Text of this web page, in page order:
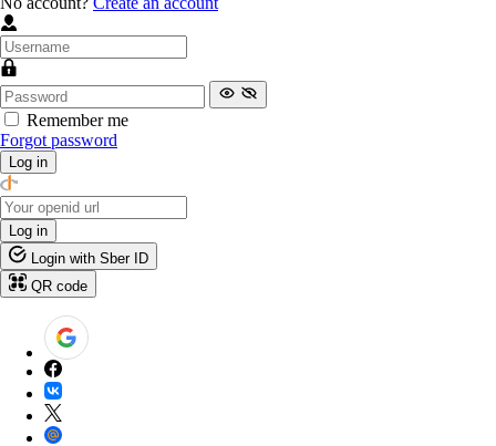
Remember me
Forgot password
Log in
Log in
Login with Sber ID
QR code